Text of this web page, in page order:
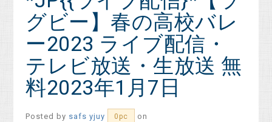
グビー】春の高校バレ
ー2023 ライブ配信・
テレビ放送・生放送 無
料2023年1月7日
Posted by safs yjuy 0pc on